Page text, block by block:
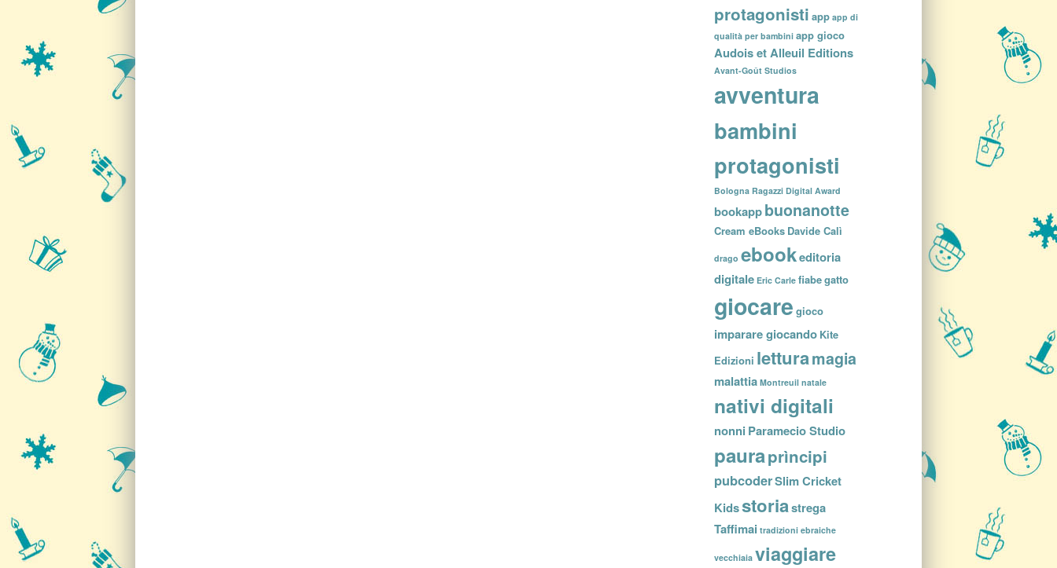
protagonisti app app di
qualità per bambini app gioco
Audois et Alleuil Editions
Avant-Goût Studios
avventura
bambini
protagonisti
Bologna Ragazzi Digital Award
bookappbuonanotte
Cream eBooks Davide Calì
drago ebookeditoria
digitale Eric Carle fiabegatto
giocare gioco
imparare giocando Kite
Edizioni letturamagia
malattia Montreuil natale
nativi digitali
nonni Paramecio Studio
pauraprìncipi
pubcoderSlim Cricket
Kidsstoriastrega
Taffimai tradizioni ebraiche
vecchiaia viaggiare